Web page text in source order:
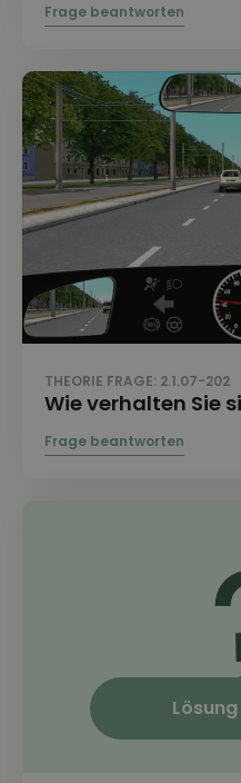
THEORIE FRAGE: 2.1.07-202
Wie verhalten Sie